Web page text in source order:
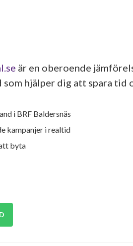
är en oberoende
hjälper dig att spara tid
i BRF Baldersnäs
kampanjer i realtid
byta